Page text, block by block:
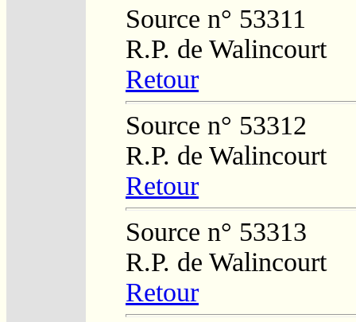
Source n° 53311
R.P. de Walincourt
Retour
Source n° 53312
R.P. de Walincourt
Retour
Source n° 53313
R.P. de Walincourt
Retour